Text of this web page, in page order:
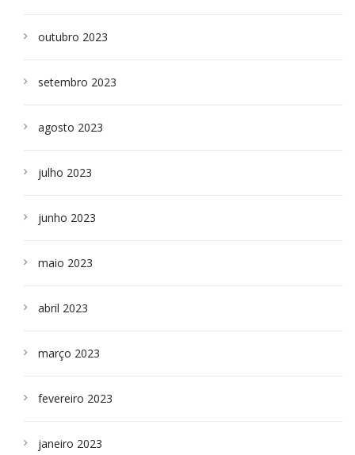
outubro 2023
setembro 2023
agosto 2023
julho 2023
junho 2023
maio 2023
abril 2023
março 2023
fevereiro 2023
janeiro 2023